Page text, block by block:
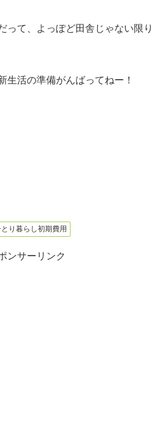
って、よっぽど田舎じゃない限り
生活の準備がんばってねー！
り暮らし初期費用
ンサーリンク